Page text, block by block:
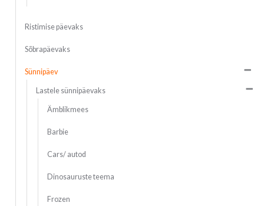
Ristimise päevaks
Sõbrapäevaks
Sünnipäev
Lastele sünnipäevaks
Ämblikmees
Barbie
Cars/ autod
Dinosauruste teema
Frozen